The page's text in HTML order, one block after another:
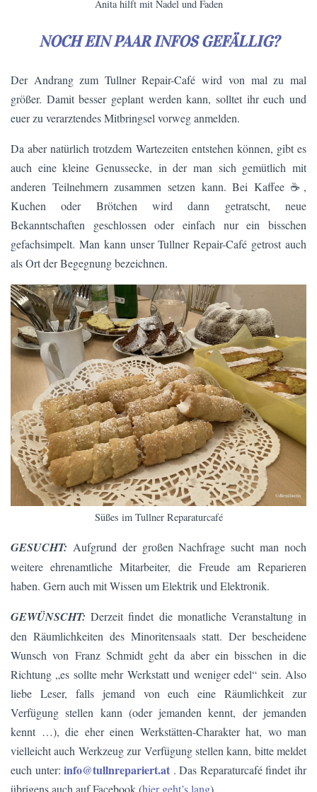
Anita hilft mit Nadel und Faden
NOCH EIN PAAR INFOS GEFÄLLIG?
Der Andrang zum Tullner Repair-Café wird von mal zu mal
größer. Damit besser geplant werden kann, solltet ihr euch und
euer zu verarztendes Mitbringsel vorweg anmelden.
Da aber natürlich trotzdem Wartezeiten entstehen können, gibt es
auch eine kleine Genussecke, in der man sich gemütlich mit
anderen Teilnehmern zusammen setzen kann. Bei Kaffee ☕,
Kuchen oder Brötchen wird dann getratscht, neue
Bekanntschaften geschlossen oder einfach nur ein bisschen
gefachsimpelt. Man kann unser Tullner Repair-Café getrost auch
als Ort der Begegnung bezeichnen.
Süßes im Tullner Reparaturcafé
GESUCHT: Aufgrund der großen Nachfrage sucht man noch
weitere ehrenamtliche Mitarbeiter, die Freude am Reparieren
haben. Gern auch mit Wissen um Elektrik und Elektronik.
GEWÜNSCHT: Derzeit findet die monatliche Veranstaltung in
den Räumlichkeiten des Minoritensaals statt. Der bescheidene
Wunsch von Franz Schmidt geht da aber ein bisschen in die
Richtung „es sollte mehr Werkstatt und weniger edel“ sein. Also
liebe Leser, falls jemand von euch eine Räumlichkeit zur
Verfügung stellen kann (oder jemanden kennt, der jemanden
kennt …), die eher einen Werkstätten-Charakter hat, wo man
vielleicht auch Werkzeug zur Verfügung stellen kann, bitte meldet
euch unter: info@tullnrepariert.at . Das Reparaturcafé findet ihr
übrigens auch auf Facebook (hier geht’s lang)